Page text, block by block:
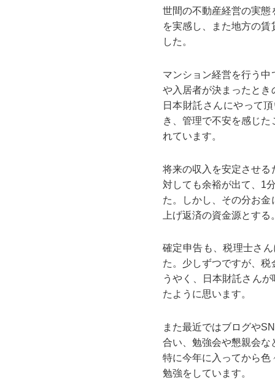
世間の不動産経営の実
を実感し、また地方の
した。
マンション経営を行う
や入居者が決まったと
日本財託さんにやって
き、管理で不安を感じ
れています。
将来の収入を安定させ
対しても余裕が出て、1
た。しかし、その分お
上げ返済の資金源とす
確定申告も、税理士さ
た。少しずつですが、
うやく、日本財託さん
たように思います。
また最近ではブログや
合い、勉強会や懇親会な
特に今年に入ってから
勉強をしています。